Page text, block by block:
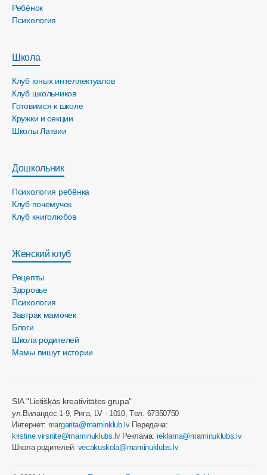
Ребёнок
Психология
Школа
Клуб юных интеллектуалов
Клуб школьников
Готовимся к школе
Кружки и секции
Школы Латвии
Дошкольник
Психология ребёнка
Клуб почемучек
Клуб книголюбов
Женский клуб
Рецепты
Здоровье
Психология
Завтрак мамочек
Блоги
Школа родителей
Мамы пишут истории
SIA "Lietišķās kreativitātes grupa"
ул.Виландес 1-9, Рига, LV - 1010, Tел. 67350750
Интернет: margarita@maminklub.lvПередача:
kristine.virsnite@maminuklubs.lvРеклама: reklama@maminuklubs.lv
Школа родителей: vecakuskola@maminuklubs.lv